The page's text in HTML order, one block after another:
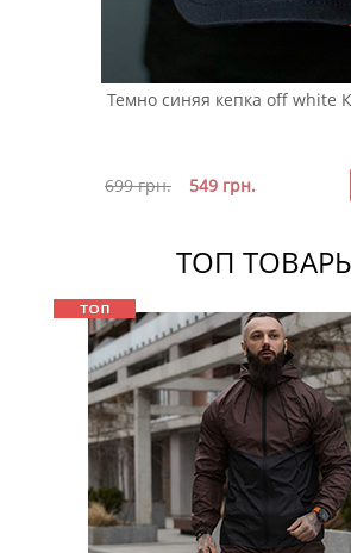
Темно синяя кепка off white
699грн. 549 грн.
ТОП